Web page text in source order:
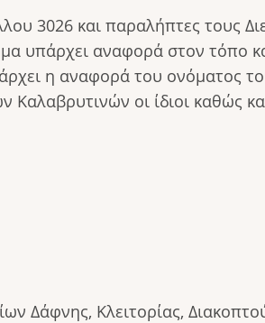
3026 και παραλήπτες τους
υπάρχει αναφορά στον τόπο
η αναφορά του ονόματος
οι ίδιοι καθώς
Δάφνης, Κλειτορίας,